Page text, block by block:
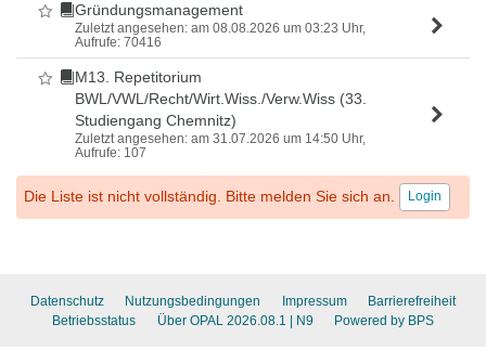
Als Favorit markieren
Gründungsmanagement
Zuletzt angesehen: am 08.08.2026 um 03:23 Uhr,
Aufrufe: 70416
Als Favorit markieren
M13. Repetitorium
BWL/VWL/Recht/Wirt.Wiss./Verw.Wiss (33.
Studiengang Chemnitz)
Zuletzt angesehen: am 31.07.2026 um 14:50 Uhr,
Aufrufe: 107
Die Liste ist nicht vollständig. Bitte melden Sie sich an. Login
Datenschutz Nutzungsbedingungen Impressum
Barrierefreiheit
Betriebsstatus
Über OPAL 2026.08.1 | N9 Powered by BPS